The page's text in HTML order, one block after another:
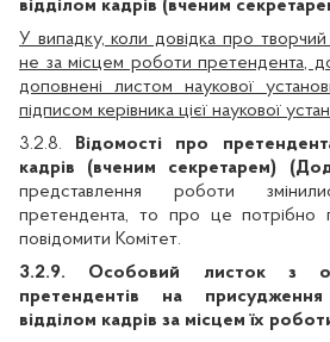
відділом кадрів (вченим
У випадку, коли довідка про
не за місцем роботи претендента,
доповнені листом наукової
підписом керівника цієї наукової
3.2.8.
Відомості про
кадрів (вченим секретарем)
представлення роботи
претендента, то про це потрібно
повідомити Комітет.
3.2.9. Особовий листок з
претендентів на присудження
відділом кадрів за місцем їх